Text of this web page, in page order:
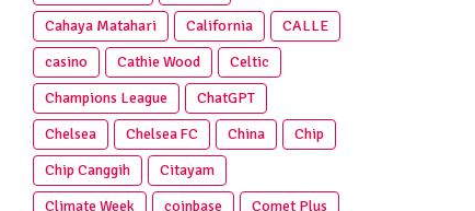
Cahaya Matahari
California
CALLE
casino
Cathie Wood
Celtic
Champions League
ChatGPT
Chelsea
Chelsea FC China
Chip
Chip Canggih
Citayam
Climate Week
coinbase
Comet Plus